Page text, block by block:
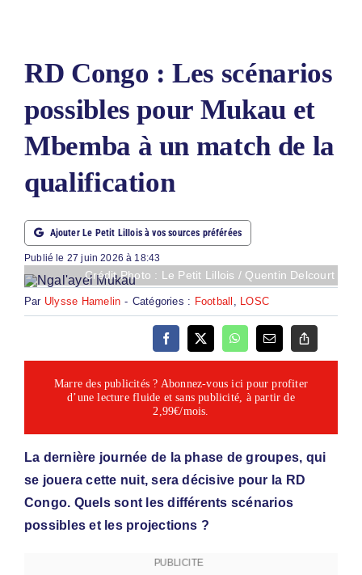
ABONNEMENTS
NOUS CONTACTER
NOUS SUIVRE
Rechercher:
RD Congo : Les scénarios
possibles pour Mukau et
Mbemba à un match de la
qualification
Ajouter Le Petit Lillois à vos sources préférées
Publié le 27 juin 2026 à 18:43
Crédit Photo : Le Petit Lillois / Quentin Delcourt
Par Ulysse Hamelin - Catégories : Football , LOSC
Marre des publicités ? Abonnez-vous ici pour profiter
d’une lecture fluide et sans publicité, à partir de
2,99€/mois.
La dernière journée de la phase de groupes, qui
se jouera cette nuit, sera décisive pour la RD
Congo. Quels sont les différents scénarios
possibles et les projections ?
PUBLICITE